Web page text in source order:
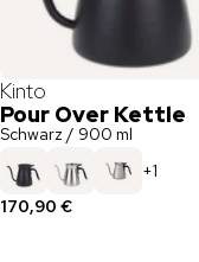
Kinto
Pour Over Kettle
Schwarz / 900 ml
+1
170,90 €